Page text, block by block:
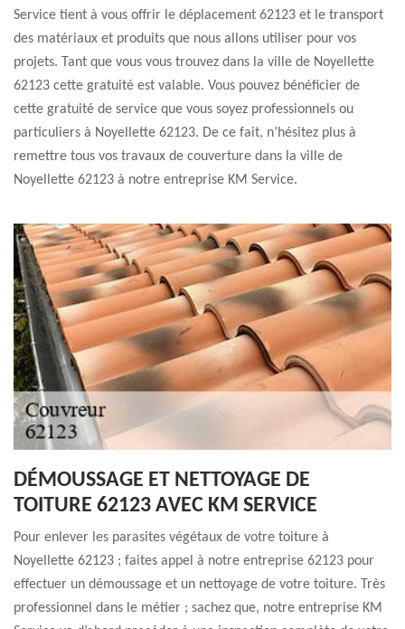
Service tient à vous offrir le déplacement 62123 et le transport
des matériaux et produits que nous allons utiliser pour vos
projets. Tant que vous vous trouvez dans la ville de Noyellette
62123 cette gratuité est valable. Vous pouvez bénéficier de
cette gratuité de service que vous soyez professionnels ou
particuliers à Noyellette 62123. De ce fait, n’hésitez plus à
remettre tous vos travaux de couverture dans la ville de
Noyellette 62123 à notre entreprise KM Service.
DÉMOUSSAGE ET NETTOYAGE DE
TOITURE 62123 AVEC KM SERVICE
Pour enlever les parasites végétaux de votre toiture à
Noyellette 62123 ; faites appel à notre entreprise 62123 pour
effectuer un démoussage et un nettoyage de votre toiture. Très
professionnel dans le métier ; sachez que, notre entreprise KM